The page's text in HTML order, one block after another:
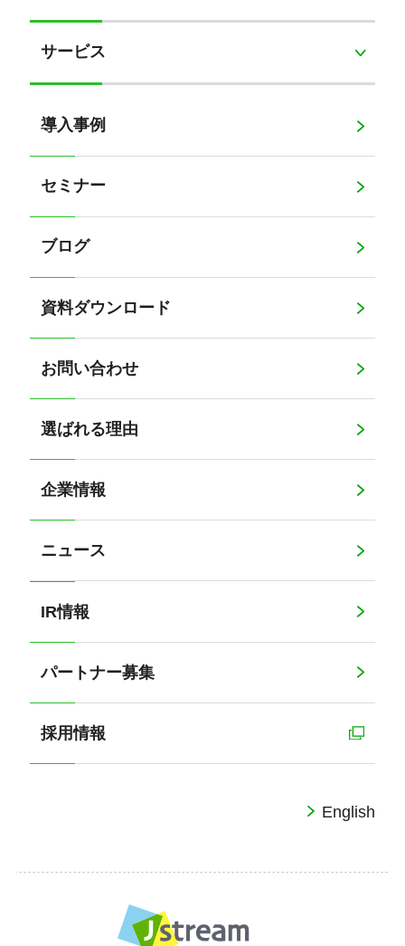
サービス
導入事例
セミナー
ブログ
資料ダウンロード
お問い合わせ
選ばれる理由
企業情報
ニュース
IR情報
パートナー募集
採用情報
English